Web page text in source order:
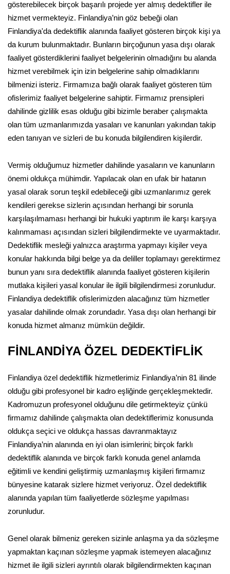
gösterebilecek birçok başarılı projede yer almış dedektifler ile
hizmet vermekteyiz. Finlandiya’nin göz bebeği olan
Finlandiya'da dedektiflik alanında faaliyet gösteren birçok kişi ya
da kurum bulunmaktadır. Bunların birçoğunun yasa dışı olarak
faaliyet gösterdiklerini faaliyet belgelerinin olmadığını bu alanda
hizmet verebilmek için izin belgelerine sahip olmadıklarını
bilmenizi isteriz. Firmamıza bağlı olarak faaliyet gösteren tüm
ofislerimiz faaliyet belgelerine sahiptir. Firmamız prensipleri
dahilinde gizlilik esas olduğu gibi bizimle beraber çalışmakta
olan tüm uzmanlarımızda yasaları ve kanunları yakından takip
eden tanıyan ve sizleri de bu konuda bilgilendiren kişilerdir.
Vermiş olduğumuz hizmetler dahilinde yasaların ve kanunların
önemi oldukça mühimdir. Yapılacak olan en ufak bir hatanın
yasal olarak sorun teşkil edebileceği gibi uzmanlarımız gerek
kendileri gerekse sizlerin açısından herhangi bir sorunla
karşılaşılmaması herhangi bir hukuki yaptırım ile karşı karşıya
kalınmaması açısından sizleri bilgilendirmekte ve uyarmaktadır.
Dedektiflik mesleği yalnızca araştırma yapmayı kişiler veya
konular hakkında bilgi belge ya da deliller toplamayı gerektirmez
bunun yanı sıra dedektiflik alanında faaliyet gösteren kişilerin
mutlaka kişileri yasal konular ile ilgili bilgilendirmesi zorunludur.
Finlandiya dedektiflik ofislerimizden alacağınız tüm hizmetler
yasalar dahilinde olmak zorundadır. Yasa dışı olan herhangi bir
konuda hizmet almanız mümkün değildir.
FİNLANDİYA ÖZEL DEDEKTİFLİK
Finlandiya özel dedektiflik hizmetlerimiz Finlandiya’nin 81 ilinde
olduğu gibi profesyonel bir kadro eşliğinde gerçekleşmektedir.
Kadromuzun profesyonel olduğunu dile getirmekteyiz çünkü
firmamız dahilinde çalışmakta olan dedektiflerimiz konusunda
oldukça seçici ve oldukça hassas davranmaktayız
Finlandiya’nin alanında en iyi olan isimlerini; birçok farklı
dedektiflik alanında ve birçok farklı konuda genel anlamda
eğitimli ve kendini geliştirmiş uzmanlaşmış kişileri firmamız
bünyesine katarak sizlere hizmet veriyoruz. Özel dedektiflik
alanında yapılan tüm faaliyetlerde sözleşme yapılması
zorunludur.
Genel olarak bilmeniz gereken sizinle anlaşma ya da sözleşme
yapmaktan kaçınan sözleşme yapmak istemeyen alacağınız
hizmet ile ilgili sizleri ayrıntılı olarak bilgilendirmekten kaçınan